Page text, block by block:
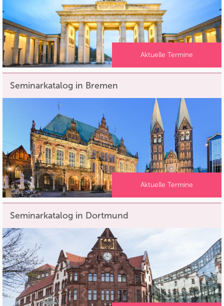
Aktuelle Termine
Seminarkatalog in Bremen
Aktuelle Termine
Seminarkatalog in Dortmund